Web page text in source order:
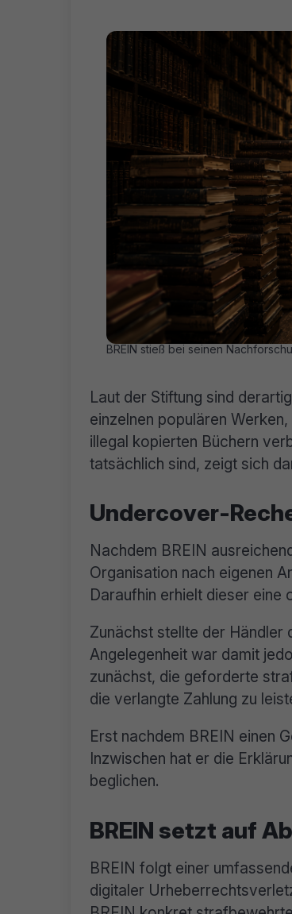
BREIN stieß bei seinen
Laut der Stiftung sind
einzelnen populären
illegal kopierten Büchern
tatsächlich sind, zeigt sich
Undercover-
Nachdem BREIN
Organisation nach eigenen
Daraufhin erhielt dieser eine
Zunächst stellte der Händler
Angelegenheit war damit
zunächst, die geforderte
die verlangte Zahlung zu
Erst nachdem BREIN einen
Inzwischen hat er die
beglichen.
BREIN setzt auf
BREIN folgt einer
digitaler